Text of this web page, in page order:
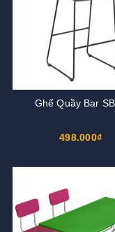
Ghế Quầy Bar
498.000₫